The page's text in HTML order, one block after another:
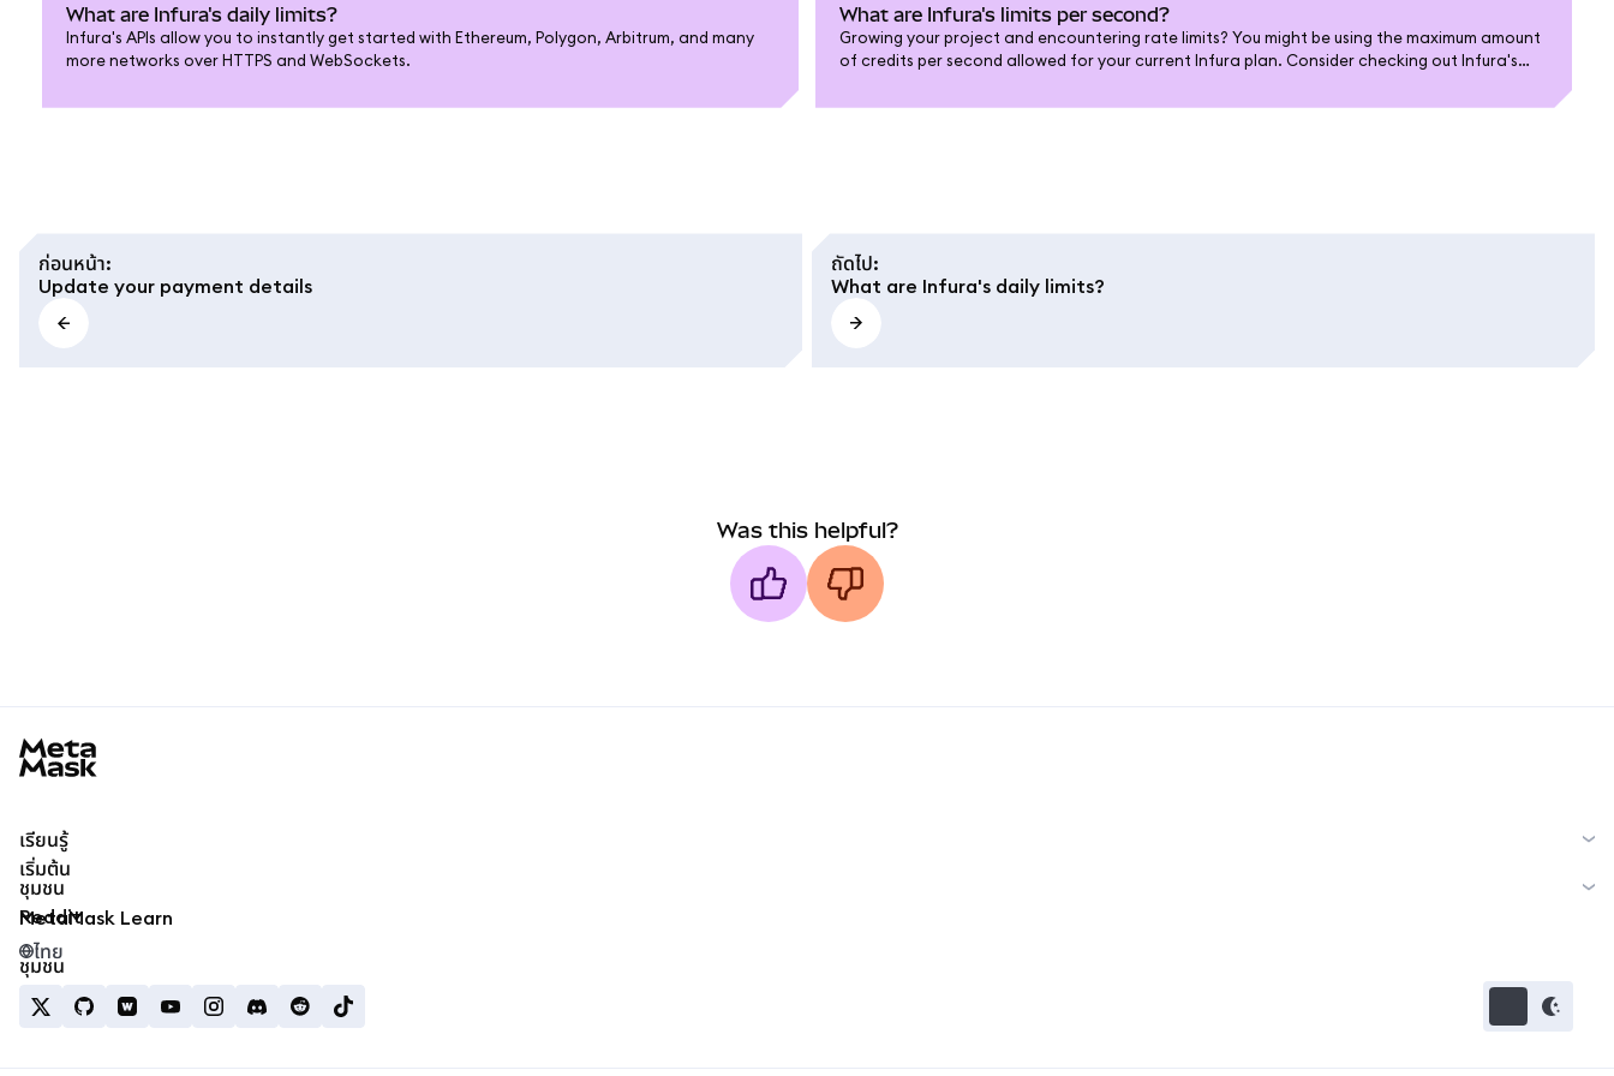
What are Infura's daily limits?
Infura's APIs allow you to instantly get started with Ethereum, Polygon, Arbitrum, and many
more networks over HTTPS and WebSockets.
What are Infura's limits per second?
Growing your project and encountering rate limits? You might be using the maximum amount
of credits per second allowed for your current Infura plan. Consider checking out Infura's
ก่อนหน้า:
Update your payment details
ถัดไป:
What are Infura's daily limits?
Was this helpful?
เรียนรู้
เริ่มต้น
MetaMask Learn
ชุมชน
Reddit
ชุมชน
ไทย